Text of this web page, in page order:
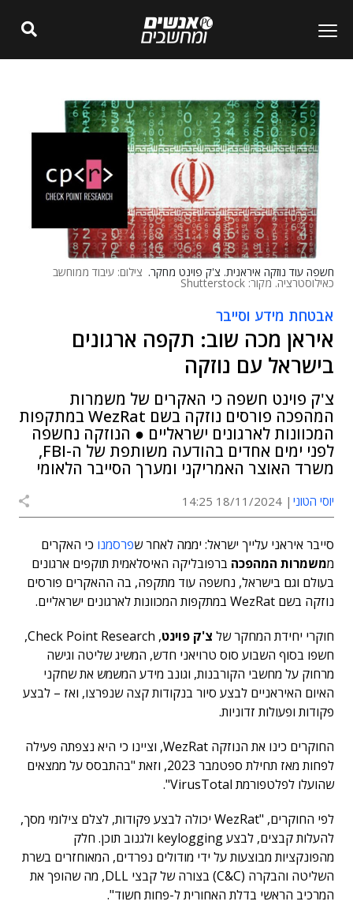
חשפה עוד נוזקה איראנית. צ'ק פוינט מחקר. צילום: עיבוד ממוחשב
כאילוסטרציה. מקור: Shutterstock
אבטחת מידע וסייבר
איראן מכה שוב: תקפה ארגונים
בישראל עם נוזקה
צ'ק פוינט חשפה כי האקרים של משמרות
המהפכה פורסים נוזקה בשם WezRat במתקפות
המכוונות לארגונים ישראליים ● הנוזקה נחשפה
לפני ימים אחדים בהודעה משותפת של ה-FBI,
משרד האוצר האמריקני ומערך הסייבר הלאומי
יוסי הטוני 18/11/2024 14:25
סייבר איראני עלייך ישראל: יממה לאחר שפרסמנו כי האקרים
ממשמרות המהפכה ברפובליקה האיסלאמית תוקפים ארגונים
בעולם וגם בישראל, נחשפה עוד מתקפה, בה ההאקרים פורסים
נוזקה בשם WezRat במתקפות המכוונות לארגונים ישראליים.
חוקרי יחידת המחקר של צ'ק פוינט,
Check Point Research,
חשפו בסוף השבוע סוס טרויאני חדש, המשיג שליטה וגישה
מרחוק על מחשבי הקורבנות, וגונב מידע המשמש את שחקני
האיום האיראניים לבצע סיור בנקודות קצה שנפרצו, ואז – לבצע
פקודות ופעולות זדוניות.
החוקרים כינו את הנוזקה WezRat, וציינו כי היא נצפתה פעילה
לפחות מאז תחילת ספטמבר 2023, וזאת "בהתבסס על ממצאים
שהועלו לפלטפורמת VirusTotal".
לפי החוקרים, "WezRat יכולה לבצע פקודות, לצלם צילומי מסך,
להעלות קבצים, לבצע keylogging ולגנוב תוכן. חלק
מהפונקציות מבוצעות על ידי מודולים נפרדים, המאוחזרים בשרת
השליטה והבקרה (C&C) בצורה של קבצי DLL, מה שהופך את
המרכיב הראשי בדלת האחורית ל-פחות חשוד".